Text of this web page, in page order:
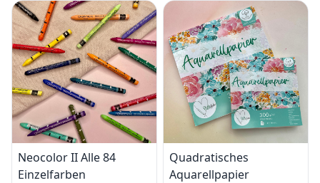
Neocolor II Alle 84
Einzelfarben
Quadratisches
Aquarellpapier